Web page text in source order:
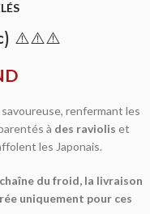
⚠️⚠️⚠️
renfermant les
à des raviolis et
les Japonais.
du froid, la livraison
uniquement pour ces